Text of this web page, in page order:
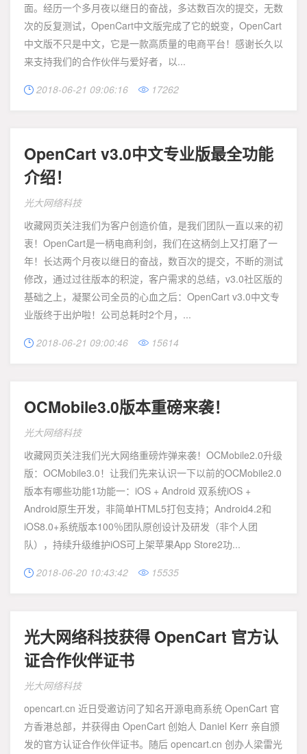
面。经历一个多月夜以继日的奋战，多达数百次的提交，无数
次的反复测试，OpenCart中文版完成了它的蜕变，OpenCart
中文版不只是中文，它是一款高质量的电商平台！感谢长久以
来支持我们的合作伙伴与爱好者，以...
 2018-06-21 09:06:16  17262
OpenCart v3.0中文专业版最全功能
介绍！
光大网络科技
收藏网页关注我们为客户创造价值，是我们团队一直以来的初
衷！OpenCart是一柄电商利剑，我们在这柄剑上又打磨了一
年！长达两个月夜以继日的奋战，数百次的提交，不断的测试
修改，通过过往版本的积淀，客户需求的总结，v3.0社区版的
基础之上，凝聚公司全员的心血之后：OpenCart v3.0中文专
业版终于出炉啦！公司总耗时2个月，...
 2018-06-21 09:00:46  15614
OCMobile3.0版本重磅来袭！
光大网络科技
收藏网页关注我们光大网络重磅炸弹来袭！OCMobile2.0升级
版：OCMobile3.0！让我们先来认识一下以前的OCMobile2.0
版本有哪些功能1功能一：iOS + Android 双系统iOS +
Android原生开发，非简单HTML5打包支持；Android4.2和
iOS8.0+系统版本100％团队原创设计及研发（非个人团
队），持续升级维护iOS可上架苹果App Store2功...
 2018-06-20 10:43:42  15535
光大网络科技获得 OpenCart 官方认
证合作伙伴证书
光大网络科技
opencart.cn 近日受邀访问了知名开源电商系统 OpenCart 官
方香港总部，并获得由 OpenCart 创始人 Daniel Kerr 亲自颁
发的官方认证合作伙伴证书。随后 opencart.cn 创办人梁雷光